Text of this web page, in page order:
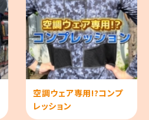
空調ウェア専用!?コンプ
レッション